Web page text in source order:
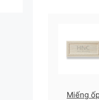
Miếng